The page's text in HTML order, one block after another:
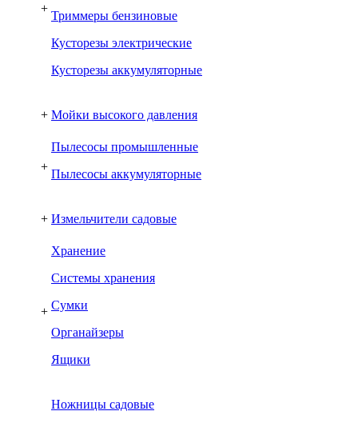
+
Триммеры бензиновые
Кусторезы электрические
Кусторезы аккумуляторные
+ Мойки высокого давления
+
Пылесосы промышленные
Пылесосы аккумуляторные
+ Измельчители садовые
+
Хранение
Системы хранения
Сумки
Органайзеры
Ящики
Ножницы садовые